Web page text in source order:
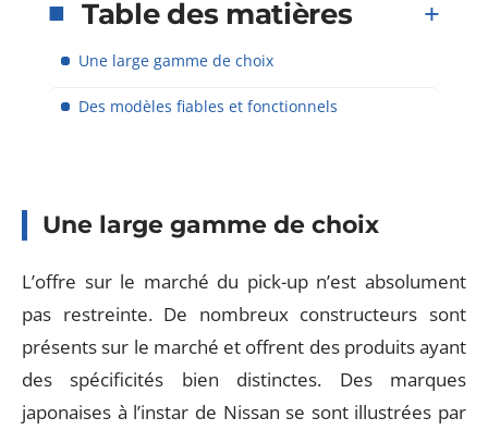
Table des matières
Une large gamme de choix
Des modèles fiables et fonctionnels
Une large gamme de choix
L’offre sur le marché du pick-up n’est absolument
pas restreinte. De nombreux constructeurs sont
présents sur le marché et offrent des produits ayant
des spécificités bien distinctes. Des marques
japonaises à l’instar de Nissan se sont illustrées par